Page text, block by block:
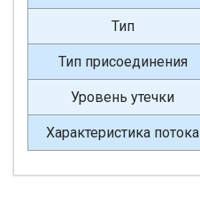
Тип
Тип присоединения
Уровень утечки
Характеристика потока